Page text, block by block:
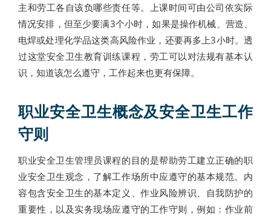
主和劳工各自该负哪些责任等。上课时间可由公司依实际
情况安排，但至少要满3个小时，如果是操作机械、营造、
电焊或处理化学品这类高风险作业，还要再多上3小时。透
过这堂安全卫生教育训练课程，劳工可以对法规有基本认
识，知道该怎么遵守，工作起来也更有保障。
职业安全卫生概念及安全卫生工作
守则
职业安全卫生管理员课程的目的是帮助劳工建立正确的职
业安全卫生观念，了解工作场所中应遵守的基本规范。内
容包含安全卫生的基本定义、作业风险辨识、自我防护的
重要性，以及实务现场应遵守的工作守则，例如：作业前